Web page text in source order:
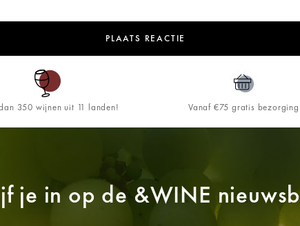
350 wijnen uit 11 landen! Vanaf €75 gratis bezorging
je in op de &WINE